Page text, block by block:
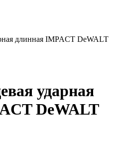
длинная IMPACT DeWALT
ударная
DeWALT